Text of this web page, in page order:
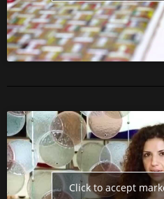
Click to accept